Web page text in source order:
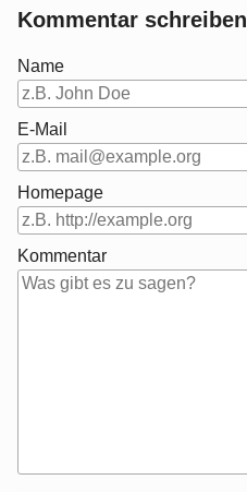
Kommentar schreiben
Name
E-Mail
Homepage
Kommentar